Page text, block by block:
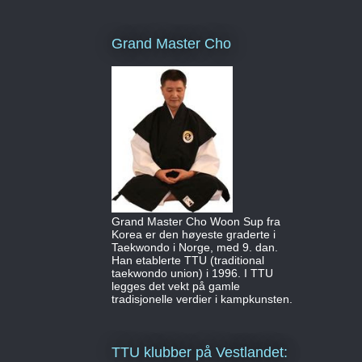
Grand Master Cho
Grand Master Cho Woon Sup fra
Korea er den høyeste graderte i
Taekwondo i Norge, med 9. dan.
Han etablerte TTU (traditional
taekwondo union) i 1996. I TTU
legges det vekt på gamle
tradisjonelle verdier i kampkunsten.
TTU klubber på Vestlandet: